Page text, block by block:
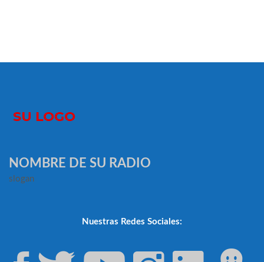
NOMBRE DE SU RADIO
slogan
Nuestras Redes Sociales: